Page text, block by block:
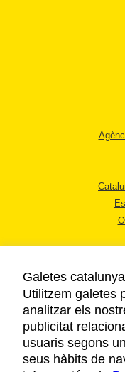
Galetes
Utilitzem galetes
analitzar els
publicitat
usuaris segons
seus hàbits de